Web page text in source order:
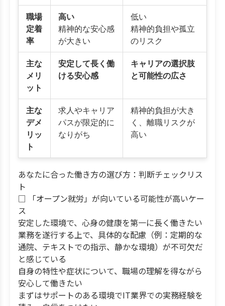
職場
定着
率
高い
精神的な安心感
が大きい
低い
精神的負担や孤立
のリスク
主な
メリ
ット
安定して長く働
ける安心感
キャリアの選択肢
と可能性の広さ
主な
デメ
リッ
ト
求人やキャリア
パスが限定的に
なりがち
精神的負担が大き
く、離職リスクが
高い
あなたに合った働き方の選び方：判断チェックリス
ト
□ 「オープン就労」が向いている可能性が高いケー
ス
安定した環境で、心身の健康を第一に長く働きたい
業務を遂行する上で、具体的な配慮（例：定期的な
通院、テキストでの指示、静かな環境）が不可欠だ
と感じている
自身の特性や症状について、職場の理解を得ながら
安心して働きたい
まずはサポートのある環境でIT業界での実務経験を